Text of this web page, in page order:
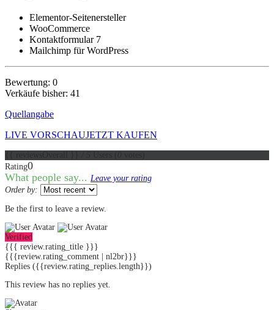
Elementor-Seitenersteller
WooCommerce
Kontaktformular 7
Mailchimp für WordPress
Bewertung: 0
Verkäufe bisher: 41
Quellangabe
LIVE VORSCHAUJETZT KAUFEN
Rating0
What people say... Leave your rating
Order by:
Be the first to leave a review.
Verified
{{{ review.rating_title }}}
{{{review.rating_comment | nl2br}}}
Replies ({{review.rating_replies.length}})
This review has no replies yet.